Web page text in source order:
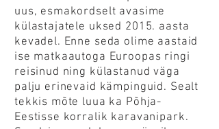
uus, esmakordselt avasime
külastajatele uksed 2015. aasta
kevadel. Enne seda olime aastaid
ise matkaautoga Euroopas ringi
reisinud ning külastanud väga
palju erinevaid kämpinguid. Sealt
tekkis mõte luua ka Põhja-
Eestisse korralik karavanipark.